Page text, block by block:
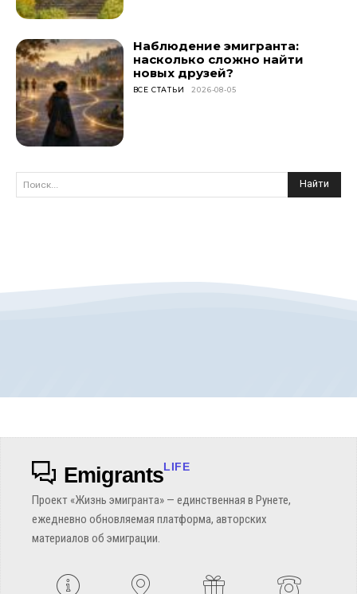
Наблюдение эмигранта:
насколько сложно найти
новых друзей?
ВСЕ СТАТЬИ 2026-08-05
Поиск... Найти
EmigrantsLIFE
Проект «Жизнь эмигранта» — единственная в Рунете,
ежедневно обновляемая платформа, авторских
материалов об эмиграции.